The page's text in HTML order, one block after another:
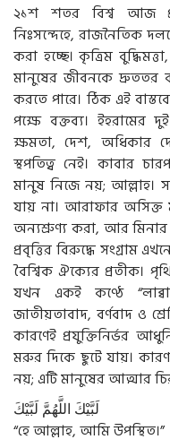
২১শ শতর বিশ্ব আজ
নিঃসন্দেহে, রাজনৈতিক
করা হচ্ছে। কৃত্রিম
মানুষের জীবনকে দ্রুততর
করতে পারে। ঠিক এই
পক্ষে বক্তব্য। ইহরামের
ক্ষমতা, দেশ, অধিকার
স্থপতিত্ব নেই। কাবার
মানুষ নিজে নয়; আল্লাহ।
যায় না। আরাফার অসিক্ত
অন্যশ্রুণ্য করা, আর
প্রবৃত্তির বিরুদ্ধে সংগ্রাম
বৈশ্বিক ঐক্যের প্রতীক।
যখন একই কণ্ঠে
জাতীয়তাবাদ, বর্ণবাদ ও
কারণেই প্রযুক্তিনির্ভর
মরুর দিকে ছুটে যায়। কারণ
নয়; এটি মানুষের আত্মার
لَبَّيْكَ اللَّهُمَّلَبَّيْكَ
“হে আল্লাহ, আমি উপস্থিত।”